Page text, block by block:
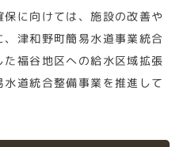
に向けては、施設の改善や
津和野町簡易水道事業統合
福谷地区への給水区域拡張
道統合整備事業を推進して